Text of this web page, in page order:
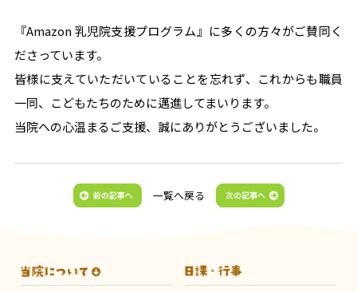
『Amazon 乳児院支援プログラム』に多くの方々がご賛同く
ださっています。
皆様に支えていただいていることを忘れず、これからも職員
一同、こどもたちのために邁進してまいります。
当院への心温まるご支援、誠にありがとうございました。
一覧へ戻る